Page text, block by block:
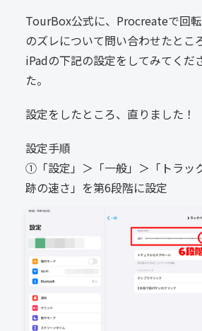
TourBox公式に、Procreateで回
のズレについて問い合わせたとこ
iPadの下記の設定をしてみてくだ
た。
設定をしたところ、直りました！
設定手順
①「設定」＞「一般」＞「トラッ
跡の速さ」を第6段階に設定